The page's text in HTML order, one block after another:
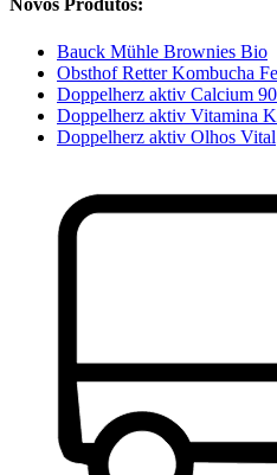
Novos Produtos:
Bauck Mühle Brownies Bio
Obsthof Retter Kombucha
Doppelherz aktiv Calcium
Doppelherz aktiv Vitamina
Doppelherz aktiv Olhos Vital